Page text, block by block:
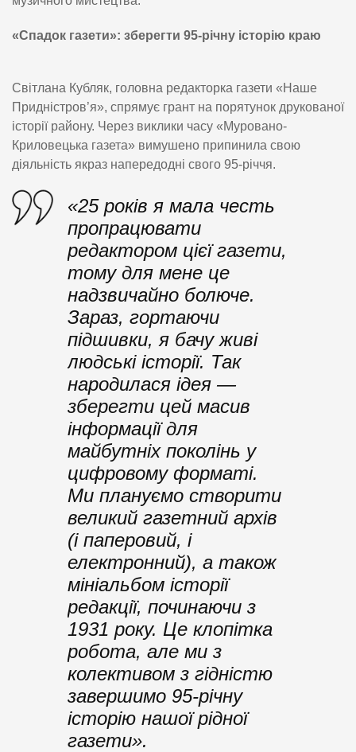
«Спадок газети»: зберегти 95-річну історію краю
Світлана Кубляк, головна редакторка газети «Наше
Придністров’я», спрямує грант на порятунок друкованої
історії району. Через виклики часу «Муровано-
Криловецька газета» вимушено припинила свою
діяльність якраз напередодні свого 95-річчя.
«25 років я мала честь
пропрацювати
редактором цієї газети,
тому для мене це
надзвичайно болюче.
Зараз, гортаючи
підшивки, я бачу живі
людські історії. Так
народилася ідея —
зберегти цей масив
інформації для
майбутніх поколінь у
цифровому форматі.
Ми плануємо створити
великий газетний архів
(і паперовий, і
електронний), а також
мініальбом історії
редакції, починаючи з
1931 року. Це клопітка
робота, але ми з
колективом з гідністю
завершимо 95-річну
історію нашої рідної
газети».